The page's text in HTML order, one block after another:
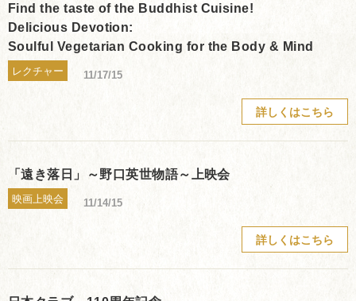
Find the taste of the Buddhist Cuisine!
Delicious Devotion:
Soulful Vegetarian Cooking for the Body & Mind
レクチャー 11/17/15
詳しくはこちら
「遠き落日」～野口英世物語～上映会
映画上映会 11/14/15
詳しくはこちら